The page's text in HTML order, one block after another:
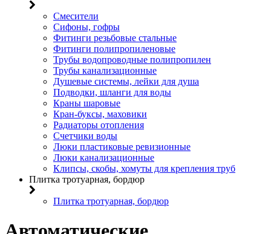
Смесители
Сифоны, гофры
Фитинги резьбовые стальные
Фитинги полипропиленовые
Трубы водопроводные полипропилен
Трубы канализационные
Душевые системы, лейки для душа
Подводки, шланги для воды
Краны шаровые
Кран-буксы, маховики
Радиаторы отопления
Счетчики воды
Люки пластиковые ревизионные
Люки канализационные
Клипсы, скобы, хомуты для крепления труб
Плитка тротуарная, бордюр
Плитка тротуарная, бордюр